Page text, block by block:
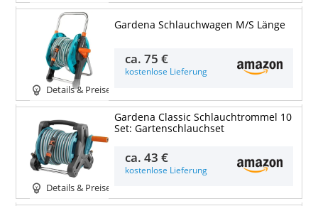
Details & Preise
Gardena Schlauchwagen M/S Länge
ca.75 €
kostenlose Lieferung
Details & Preise
Gardena Classic Schlauchtrommel 10
Set: Gartenschlauchset
ca.43 €
kostenlose Lieferung